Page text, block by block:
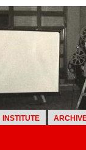
INSTITUTE